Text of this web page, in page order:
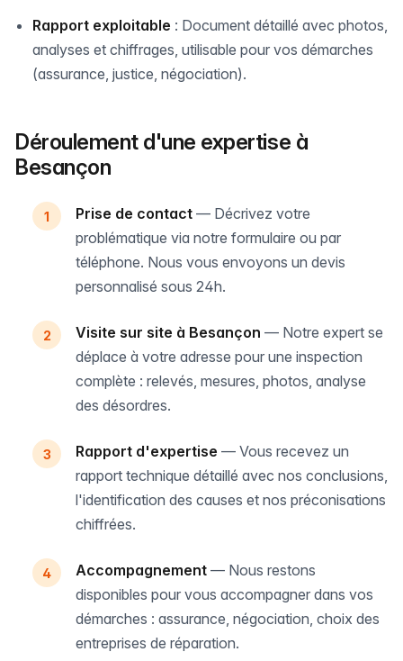
Rapport exploitable : Document détaillé avec photos,
analyses et chiffrages, utilisable pour vos démarches
(assurance, justice, négociation).
Déroulement d'une expertise à
Besançon
Prise de contact — Décrivez votre
problématique via notre formulaire ou par
téléphone. Nous vous envoyons un devis
personnalisé sous 24h.
Visite sur site à Besançon — Notre expert se
déplace à votre adresse pour une inspection
complète : relevés, mesures, photos, analyse
des désordres.
Rapport d'expertise — Vous recevez un
rapport technique détaillé avec nos conclusions,
l'identification des causes et nos préconisations
chiffrées.
Accompagnement — Nous restons
disponibles pour vous accompagner dans vos
démarches : assurance, négociation, choix des
entreprises de réparation.